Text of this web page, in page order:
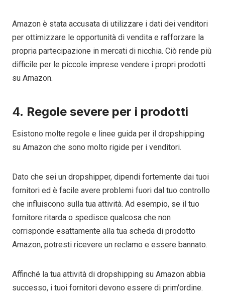
Amazon è stata accusata di utilizzare i dati dei venditori
per ottimizzare le opportunità di vendita e rafforzare la
propria partecipazione in mercati di nicchia. Ciò rende più
difficile per le piccole imprese vendere i propri prodotti
su Amazon.
4. Regole severe per i prodotti
Esistono molte regole e linee guida per il dropshipping
su Amazon che sono molto rigide per i venditori.
Dato che sei un dropshipper, dipendi fortemente dai tuoi
fornitori ed è facile avere problemi fuori dal tuo controllo
che influiscono sulla tua attività. Ad esempio, se il tuo
fornitore ritarda o spedisce qualcosa che non
corrisponde esattamente alla tua scheda di prodotto
Amazon, potresti ricevere un reclamo e essere bannato.
Affinché la tua attività di dropshipping su Amazon abbia
successo, i tuoi fornitori devono essere di prim'ordine.